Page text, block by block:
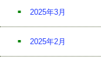
2025年3月
2025年2月